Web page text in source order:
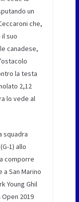
un
che,
suo
canadese,
la testa
2,12
lo vede al
squadra
1) allo
comporre
San Marino
Young Ghil
2019